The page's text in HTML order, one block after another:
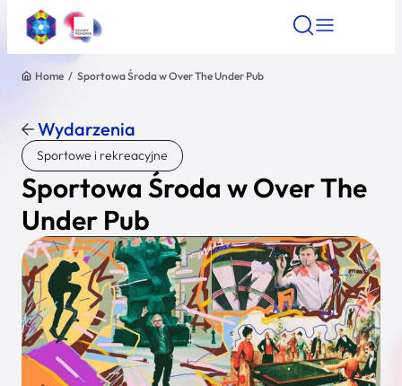
Znajdź atrakcję
Nazwa atrakcji
Miasto
Kategoria
Wyszukaj
Home / Sportowa Środa w Over The Under Pub
Wydarzenia
Sportowe i rekreacyjne
Sportowa Środa w Over The
Under Pub